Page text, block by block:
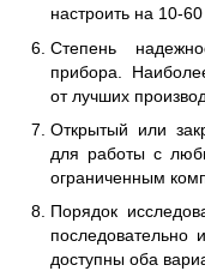
настроить на 10-
Степень
прибора.
от лучших
Открытый или
для работы с
ограниченным
Порядок
последовательно
доступны оба